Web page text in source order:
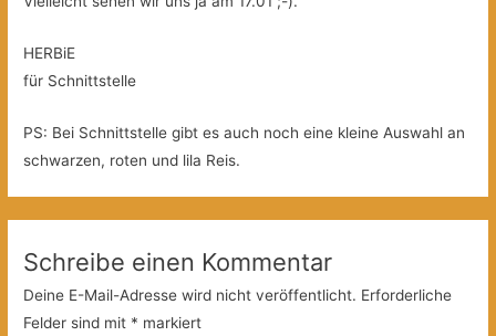
HERBiE
für Schnittstelle
PS: Bei Schnittstelle gibt es auch noch eine kleine Auswahl an
schwarzen, roten und lila Reis.
Schreibe einen Kommentar
Deine E-Mail-Adresse wird nicht veröffentlicht. Erforderliche
Felder sind mit * markiert